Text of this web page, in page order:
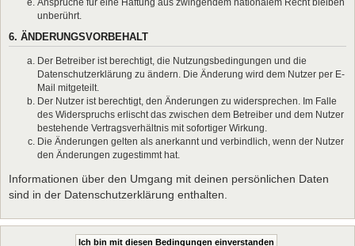
unberührt.
6. ÄNDERUNGSVORBEHALT
Der Betreiber ist berechtigt, die Nutzungsbedingungen und die
Datenschutzerklärung zu ändern. Die Änderung wird dem Nutzer per E-
Mail mitgeteilt.
Der Nutzer ist berechtigt, den Änderungen zu widersprechen. Im Falle
des Widerspruchs erlischt das zwischen dem Betreiber und dem Nutzer
bestehende Vertragsverhältnis mit sofortiger Wirkung.
Die Änderungen gelten als anerkannt und verbindlich, wenn der Nutzer
den Änderungen zugestimmt hat.
Informationen über den Umgang mit deinen persönlichen Daten
sind in der Datenschutzerklärung enthalten.